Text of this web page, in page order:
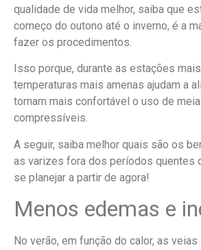
qualidade de vida melhor, saiba que
começo do outono até o inverno, é a
fazer os procedimentos.
Isso porque, durante as estações
temperaturas mais amenas ajudam a
tornam mais confortável o uso de
compressíveis.
A seguir, saiba melhor quais são os
as varizes fora dos períodos quentes
se planejar a partir de agora!
Menos edemas e
No verão, em função do calor, as